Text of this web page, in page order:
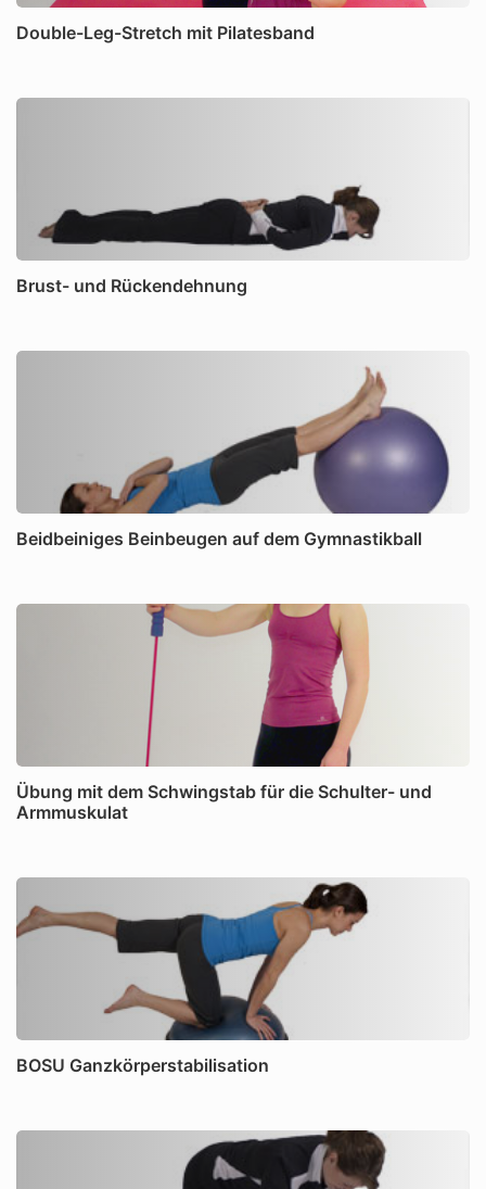
Double-Leg-Stretch mit Pilatesband
Brust- und Rückendehnung
Beidbeiniges Beinbeugen auf dem Gymnastikball
Übung mit dem Schwingstab für die Schulter- und
Armmuskulat
BOSU Ganzkörperstabilisation